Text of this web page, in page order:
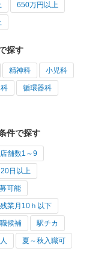
650万円以上
探す
精神科 小児科
循環器科
件で探す
店舗数1～9
日以上
可能
残業月10ｈ以下
候補 駅チカ
夏～秋入職可